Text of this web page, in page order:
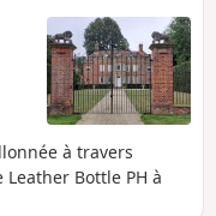
à travers
Bottle PH à